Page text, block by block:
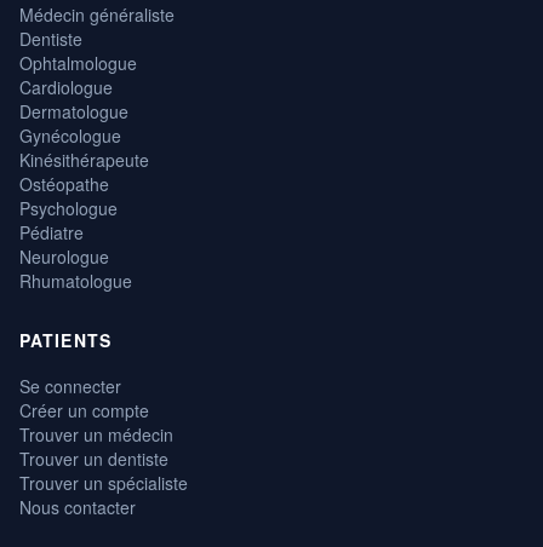
Médecin généraliste
Dentiste
Ophtalmologue
Cardiologue
Dermatologue
Gynécologue
Kinésithérapeute
Ostéopathe
Psychologue
Pédiatre
Neurologue
Rhumatologue
PATIENTS
Se connecter
Créer un compte
Trouver un médecin
Trouver un dentiste
Trouver un spécialiste
Nous contacter